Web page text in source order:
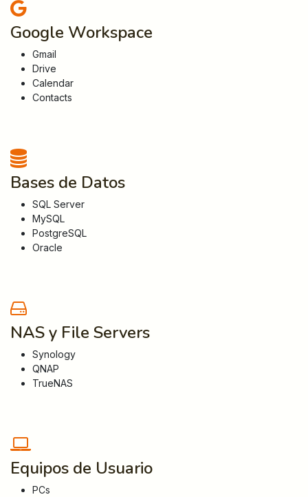
Google Workspace
Gmail
Drive
Calendar
Contacts
Bases de Datos
SQL Server
MySQL
PostgreSQL
Oracle
NAS y File Servers
Synology
QNAP
TrueNAS
Equipos de Usuario
PCs